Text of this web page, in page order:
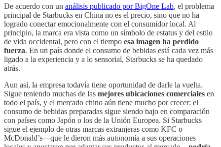
De acuerdo con un análisis publicado por BigOne Lab, el problema
principal de Starbucks en China no es el precio, sino que no ha
logrado conectar emocionalmente con el consumidor local. Al
principio, la marca era vista como un símbolo de estatus y del estilo
de vida occidental, pero con el tiempo esa imagen ha perdido
fuerza. En un país donde el consumo de bebidas está cada vez más
ligado a la experiencia y a lo sensorial, Starbucks se ha quedado
atrás.
Aun así, la empresa todavía tiene oportunidad de darle la vuelta.
Sigue teniendo muchas de las mejores ubicaciones comerciales en
todo el país, y el mercado chino aún tiene mucho por crecer: el
consumo de bebidas preparadas sigue siendo bajo en comparación
con países como Japón o los de la Unión Europea. Si Starbucks
sigue el ejemplo de otras marcas extranjeras como KFC o
McDonald’s—que le dieron más autonomía a sus operaciones